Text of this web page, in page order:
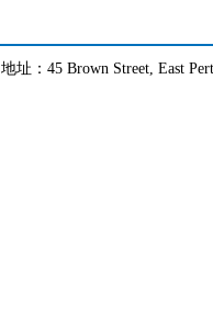
地址：45 Brown Street, East